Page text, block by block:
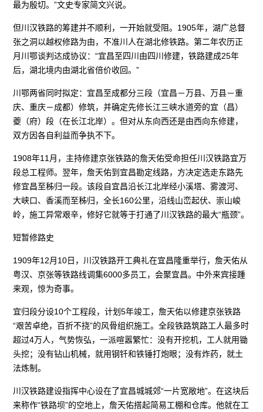
最为殷切。”文史专家简文兴说。
但川汉铁路的筹建并不顺利，一开始就受阻。1905年，湖广总督
张之洞以越权修路为由，不准川人在湖北修铁路。第二年农历正
月川鄂谈判达成协议：“宜昌至四川由四川修建，铁路建成25年
后，湖北境内由湖北省倍价收回。”
川鄂两省同时拟定：宜昌至成都分三段（宜昌－万县、万县－重
庆、重庆－成都）修筑，并确定先修长江三峡水道旁的宜（昌）
夔（府）段（在长江北岸）。但对从东向西还是由西向东修建，
双方因各自利益而争执不下。
1908年11月，主持修建京张铁路的詹天佑受命担任川汉铁路宜万
段总工程师。翌年，詹天佑到宜昌勘定线路，方决定选走东路先
修宜昌至秭归一段。该段自宜昌沿长江北岸经小溪塔、雾渡河、
大峡口、香溪而至秭归，全长160公里，沿线山峦起伏、崇山峻
岭，施工异常艰辛，修好它就等于打通了川汉铁路的最大“瓶颈”。
短暂修路史
1909年12月10日，川汉铁路开工典礼在宜昌隆重举行，詹天佑从
粤汉、京张等铁路线调集6000多员工，会聚宜昌。中外来宾接踵
来观，惊为奇事。
宜归段分设10个工程段，计划5年竣工，詹天佑以修建京张铁路
“艰苦卓绝，百折不挠”的风骨组织施工。全段铁路筑路工人最多时
超过4万人，气势恢弘，一派喧嚣繁忙：没有开挖机，工人就用锄
头挖；没有钻山机械，就用钢钎和铁锤打炮眼；没有炸药，就土
法炼制。
川汉铁路建设指挥中心设在了宜昌城城郊“一片宽敞地”。在这块后
来称作“铁路坝”的空地上，詹天佑搭起简易工棚和仓库。他就在工